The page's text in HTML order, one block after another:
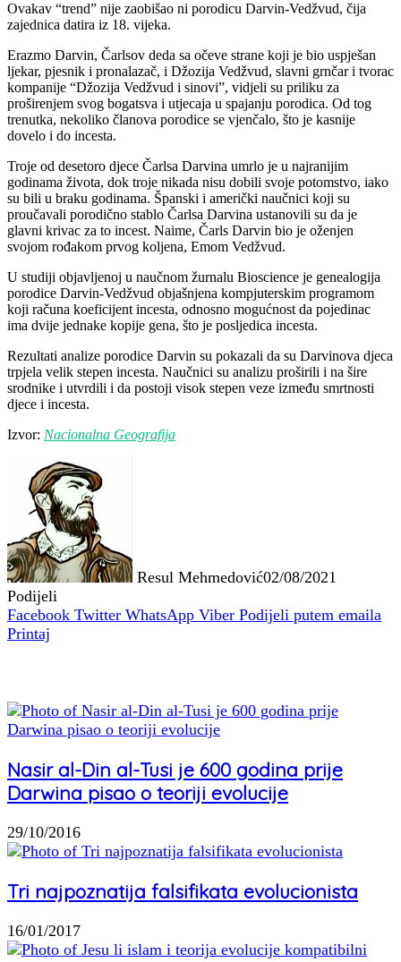
Ovakav “trend” nije zaobišao ni porodicu Darvin-Vedžvud, čija
zajednica datira iz 18. vijeka.
Erazmo Darvin, Čarlsov deda sa očeve strane koji je bio uspješan
ljekar, pjesnik i pronalazač, i Džozija Vedžvud, slavni grnčar i tvorac
kompanije “Džozija Vedžvud i sinovi”, vidjeli su priliku za
proširenjem svog bogatsva i utjecaja u spajanju porodica. Od tog
trenutka, nekoliko članova porodice se vjenčalo, što je kasnije
dovelo i do incesta.
Troje od desetoro djece Čarlsa Darvina umrlo je u najranijim
godinama života, dok troje nikada nisu dobili svoje potomstvo, iako
su bili u braku godinama. Španski i američki naučnici koji su
proučavali porodično stablo Čarlsa Darvina ustanovili su da je
glavni krivac za to incest. Naime, Čarls Darvin bio je oženjen
svojom rođakom prvog koljena, Emom Vedžvud.
U studiji objavljenoj u naučnom žurnalu Bioscience je genealogija
porodice Darvin-Vedžvud objašnjena kompjuterskim programom
koji računa koeficijent incesta, odnosno mogućnost da pojedinac
ima dvije jednake kopije gena, što je posljedica incesta.
Rezultati analize porodice Darvin su pokazali da su Darvinova djeca
trpjela velik stepen incesta. Naučnici su analizu proširili i na šire
srodnike i utvrdili i da postoji visok stepen veze između smrtnosti
djece i incesta.
Izvor: Nacionalna Geografija
Resul Mehmedović02/08/2021
Podijeli
Facebook Twitter WhatsApp Viber Podijeli putem emaila
Printaj
Nasir al-Din al-Tusi je 600 godina prije
Darwina pisao o teoriji evolucije
29/10/2016
Tri najpoznatija falsifikata evolucionista
16/01/2017